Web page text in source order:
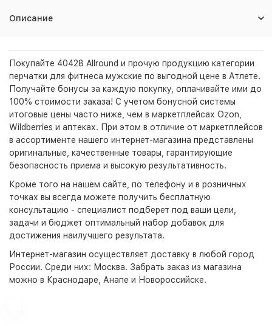
Описание
Покупайте 40428 Allround и прочую продукцию категории
перчатки для фитнеса мужские по выгодной цене в Атлете.
Получайте бонусы за каждую покупку, оплачивайте ими до
100% стоимости заказа! С учетом бонусной системы
итоговые цены часто ниже, чем в маркетплейсах Ozon,
Wildberries и аптеках. При этом в отличие от маркетплейсов
в ассортименте нашего интернет-магазина представлены
оригинальные, качественные товары, гарантирующие
безопасность приема и высокую результативность.
Кроме того на нашем сайте, по телефону и в розничных
точках вы всегда можете получить бесплатную
консультацию - специалист подберет под ваши цели,
задачи и бюджет оптимальный набор добавок для
достижения наилучшего результата.
Интернет-магазин осуществляет доставку в любой город
России. Среди них: Москва. Забрать заказ из магазина
можно в Краснодаре, Анапе и Новороссийске.